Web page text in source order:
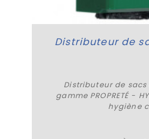
Distributeur de
Distributeur de
gamme PROPRETÉ -
hygiène